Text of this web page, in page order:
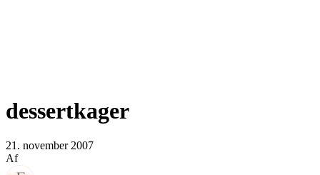
dessertkager
21. november 2007
Af